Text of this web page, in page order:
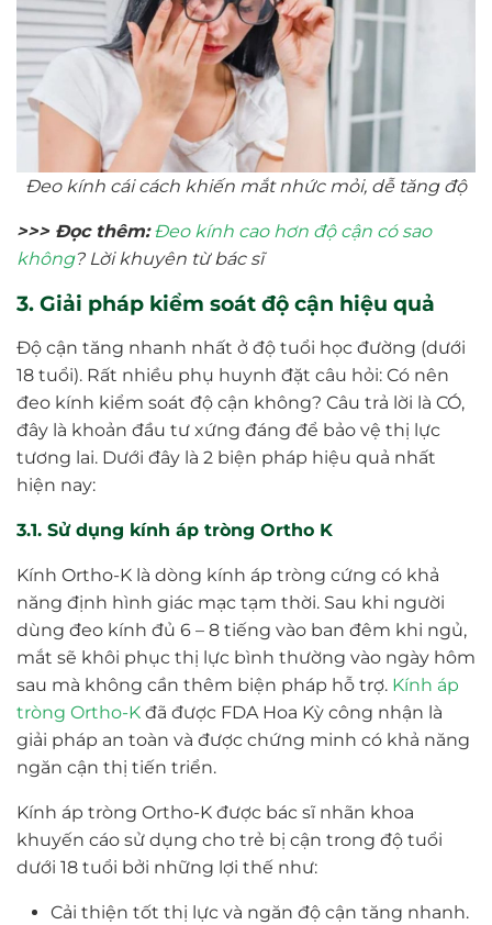
Đeo kính cái cách khiến mắt nhức mỏi, dễ tăng độ
>>> Đọc thêm: Đeo kính cao hơn độ cận có sao
không? Lời khuyên từ bác sĩ
3. Giải pháp kiểm soát độ cận hiệu quả
Độ cận tăng nhanh nhất ở độ tuổi học đường (dưới
18 tuổi). Rất nhiều phụ huynh đặt câu hỏi: Có nên
đeo kính kiểm soát độ cận không? Câu trả lời là CÓ,
đây là khoản đầu tư xứng đáng để bảo vệ thị lực
tương lai. Dưới đây là 2 biện pháp hiệu quả nhất
hiện nay:
3.1. Sử dụng kính áp tròng Ortho K
Kính Ortho-K là dòng kính áp tròng cứng có khả
năng định hình giác mạc tạm thời. Sau khi người
dùng đeo kính đủ 6 – 8 tiếng vào ban đêm khi ngủ,
mắt sẽ khôi phục thị lực bình thường vào ngày hôm
sau mà không cần thêm biện pháp hỗ trợ. Kính áp
tròng Ortho-K đã được FDA Hoa Kỳ công nhận là
giải pháp an toàn và được chứng minh có khả năng
ngăn cận thị tiến triển.
Kính áp tròng Ortho-K được bác sĩ nhãn khoa
khuyến cáo sử dụng cho trẻ bị cận trong độ tuổi
dưới 18 tuổi bởi những lợi thế như:
Cải thiện tốt thị lực và ngăn độ cận tăng nhanh.